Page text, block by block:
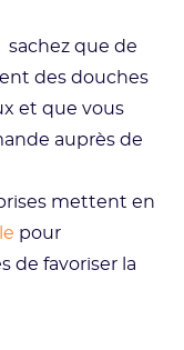
sachez que de
des douches
et que vous
auprès de
mettent en
pour
de favoriser la